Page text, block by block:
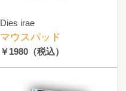
Dies irae
マウスパッド
￥1980（税込）